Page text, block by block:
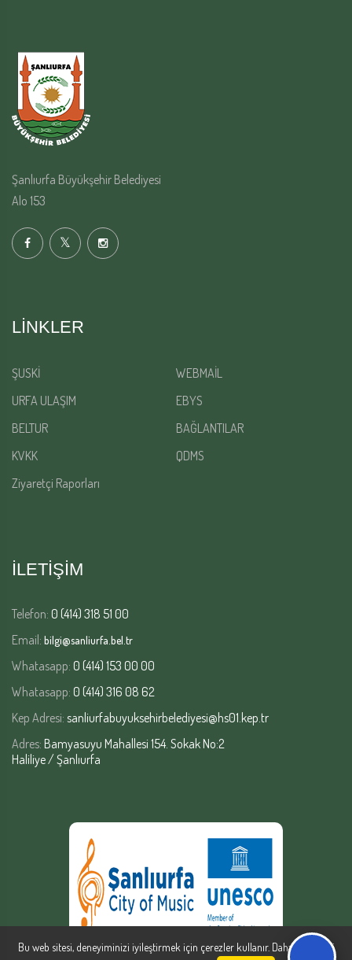
Şanlıurfa Büyükşehir Belediyesi
Alo 153
LINKLER
ŞUSKİ
WEBMAİL
URFA ULAŞIM
EBYS
BELTUR
BAĞLANTILAR
KVKK
QDMS
Ziyaretçi Raporları
İLETİŞİM
Telefon: 0 (414) 318 51 00
Email: bilgi@sanliurfa.bel.tr
Whatasapp: 0 (414) 153 00 00
Whatasapp: 0 (414) 316 08 62
Kep Adresi: sanliurfabuyuksehirbelediyesi@hs01.kep.tr
Adres: Bamyasuyu Mahallesi 154. Sokak No:2
Haliliye / Şanlıurfa
Bu web sitesi, deneyiminizi iyileştirmek için çerezler kullanır. Daha fazla bilgi